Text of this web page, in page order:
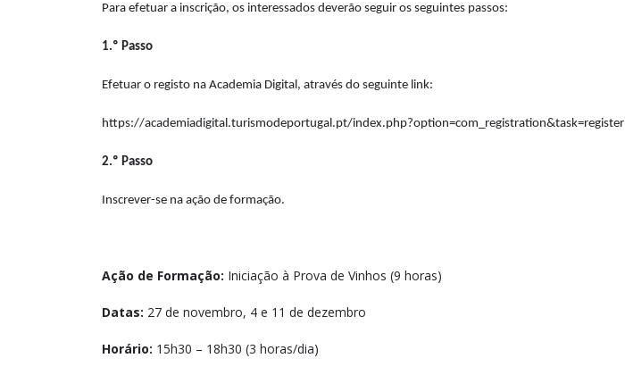
Para efetuar a inscrição, os interessados deverão seguir os seguintes passos:
1.º Passo
Efetuar o registo na Academia Digital, através do seguinte link:
https://academiadigital.turismodeportugal.pt/index.php?option=com_registration&task=register
2.º Passo
Inscrever-se na ação de formação.
Ação de Formação: Iniciação à Prova de Vinhos (9 horas)
Datas: 27 de novembro, 4 e 11 de dezembro
Horário: 15h30 – 18h30 (3 horas/dia)